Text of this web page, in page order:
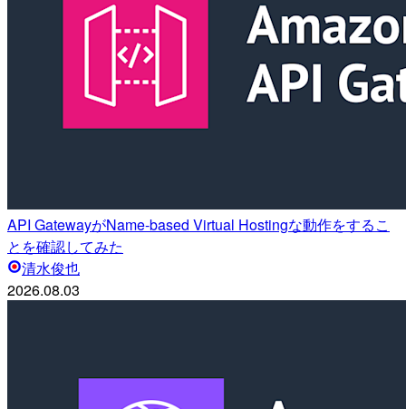
API GatewayがName-based Virtual Hostingな動作をするこ
とを確認してみた
清水俊也
2026.08.03